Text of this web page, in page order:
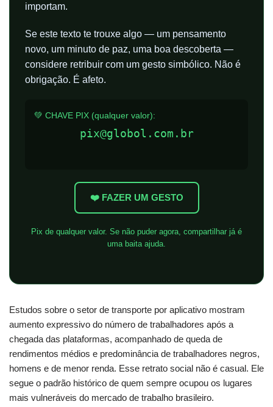
importam.
Se este texto te trouxe algo — um pensamento
novo, um minuto de paz, uma boa descoberta —
considere retribuir com um gesto simbólico. Não é
obrigação. É afeto.
💚 CHAVE PIX (qualquer valor):
pix@globol.com.br
❤️ FAZER UM GESTO
Pix de qualquer valor. Se não puder agora, compartilhar já é
uma baita ajuda.
Estudos sobre o setor de transporte por aplicativo mostram
aumento expressivo do número de trabalhadores após a
chegada das plataformas, acompanhado de queda de
rendimentos médios e predominância de trabalhadores negros,
homens e de menor renda. Esse retrato social não é casual. Ele
segue o padrão histórico de quem sempre ocupou os lugares
mais vulneráveis do mercado de trabalho brasileiro.